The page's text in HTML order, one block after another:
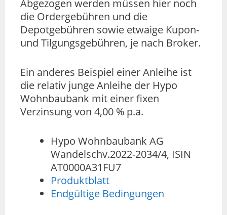
Abgezogen werden müssen hier noch
die Ordergebühren und die
Depotgebühren sowie etwaige Kupon-
und Tilgungsgebühren, je nach Broker.
Ein anderes Beispiel einer Anleihe ist
die relativ junge Anleihe der Hypo
Wohnbaubank mit einer fixen
Verzinsung von 4,00 % p.a.
Hypo Wohnbaubank AG
Wandelschv.2022-2034/4, ISIN
AT0000A31FU7
Produktblatt
Endgültige Bedingungen